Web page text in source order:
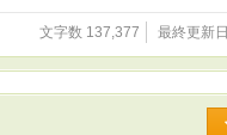
者のようにーー。
文字数 137,377 最終更新